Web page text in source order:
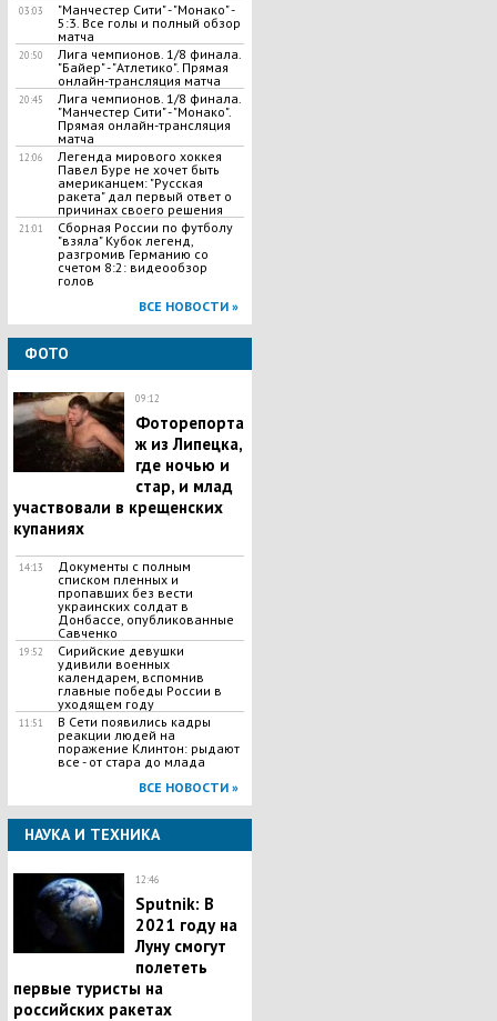
03:03
"Манчестер Сити" - "Монако" -
5:3. Все голы и полный обзор
матча
20:50
Лига чемпионов. 1/8 финала.
"Байер" - "Атлетико". Прямая
онлайн-трансляция матча
20:45
Лига чемпионов. 1/8 финала.
"Манчестер Сити" - "Монако".
Прямая онлайн-трансляция
матча
12:06
Легенда мирового хоккея
Павел Буре не хочет быть
американцем: "Русская
ракета" дал первый ответ о
причинах своего решения
21:01
Сборная России по футболу
"взяла" Кубок легенд,
разгромив Германию со
счетом 8:2: видеообзор
голов
ВСЕ НОВОСТИ »
ФОТО
09:12
Фоторепорта
ж из Липецка,
где ночью и
стар, и млад
участвовали в крещенских
купаниях
14:13
Документы с полным
списком пленных и
пропавших без вести
украинских солдат в
Донбассе, опубликованные
Савченко
19:52
Сирийские девушки
удивили военных
календарем, вспомнив
главные победы России в
уходящем году
11:51
В Сети появились кадры
реакции людей на
поражение Клинтон: рыдают
все - от стара до млада
ВСЕ НОВОСТИ »
НАУКА И ТЕХНИКА
12:46
Sputnik: В
2021 году на
Луну смогут
полететь
первые туристы на
российских ракетах